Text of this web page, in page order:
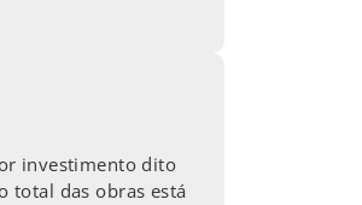
investimento dito
total das obras está